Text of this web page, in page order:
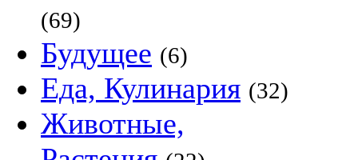
(69)
Будущее (6)
Еда, Кулинария (32)
Животные,